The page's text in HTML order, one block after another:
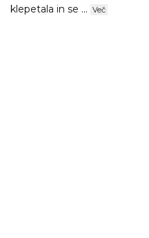
klepetala in se ... Več